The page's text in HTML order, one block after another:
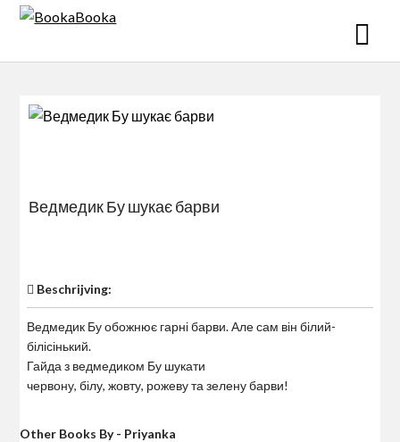
Skip
Ведмедик Бу шукає барви
Beschrijving:
Ведмедик Бу обожнює гарні барви. Але сам він білий-
білісінький.
Гайда з ведмедиком Бу шукати
червону, білу, жовту, рожеву та зелену барви!
Other Books By - Priyanka